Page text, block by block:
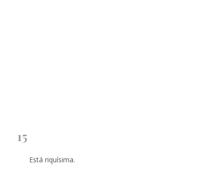
15
Está riquísima.